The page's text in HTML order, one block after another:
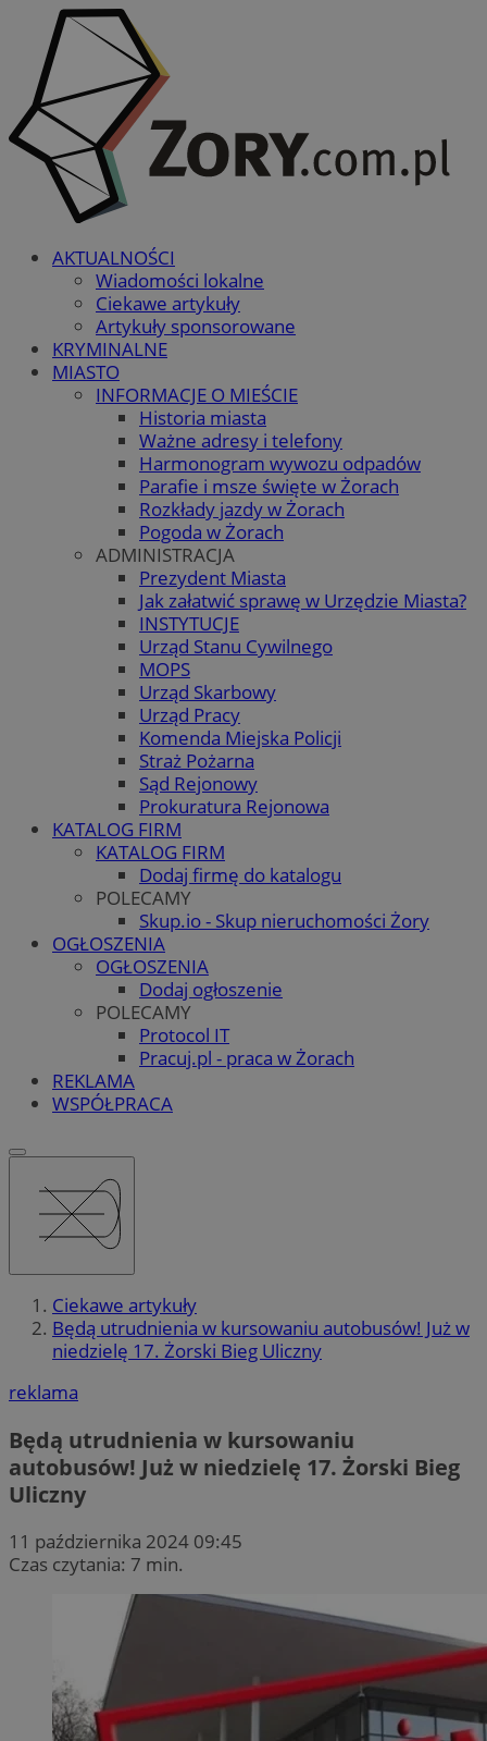
AKTUALNOŚCI
Wiadomości lokalne
Ciekawe artykuły
Artykuły sponsorowane
KRYMINALNE
MIASTO
INFORMACJE O MIEŚCIE
Historia miasta
Ważne adresy i telefony
Harmonogram wywozu odpadów
Parafie i msze święte w Żorach
Rozkłady jazdy w Żorach
Pogoda w Żorach
ADMINISTRACJA
Prezydent Miasta
Jak załatwić sprawę w Urzędzie Miasta?
INSTYTUCJE
Urząd Stanu Cywilnego
MOPS
Urząd Skarbowy
Urząd Pracy
Komenda Miejska Policji
Straż Pożarna
Sąd Rejonowy
Prokuratura Rejonowa
KATALOG FIRM
KATALOG FIRM
Dodaj firmę do katalogu
POLECAMY
Skup.io - Skup nieruchomości Żory
OGŁOSZENIA
OGŁOSZENIA
Dodaj ogłoszenie
POLECAMY
Protocol IT
Pracuj.pl - praca w Żorach
REKLAMA
WSPÓŁPRACA
Ciekawe artykuły
Będą utrudnienia w kursowaniu autobusów! Już w
niedzielę 17. Żorski Bieg Uliczny
reklama
Będą utrudnienia w kursowaniu
autobusów! Już w niedzielę 17. Żorski Bieg
Uliczny
11 października 2024 09:45
Czas czytania: 7 min.